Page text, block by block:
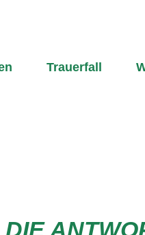
Trauerfall